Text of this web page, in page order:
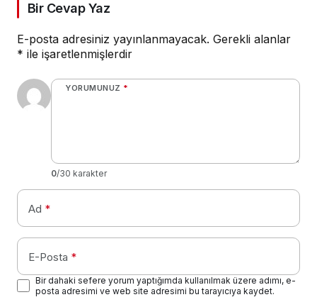
Bir Cevap Yaz
E-posta adresiniz yayınlanmayacak. Gerekli alanlar
* ile işaretlenmişlerdir
YORUMUNUZ *
0/30 karakter
Ad *
E-Posta *
Bir dahaki sefere yorum yaptığımda kullanılmak üzere adımı, e-
posta adresimi ve web site adresimi bu tarayıcıya kaydet.